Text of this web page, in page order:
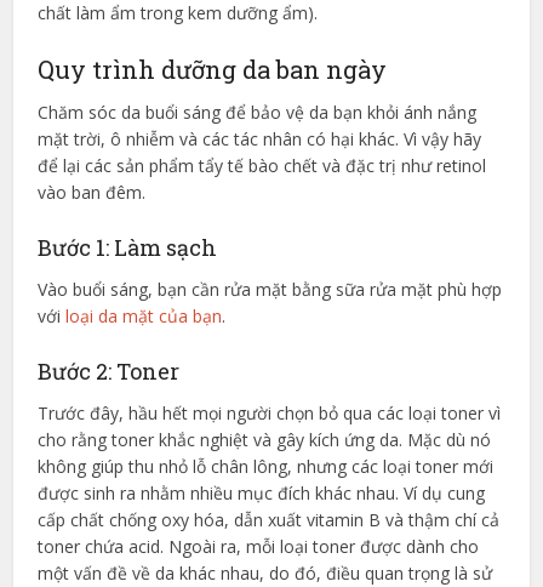
chất làm ẩm trong kem dưỡng ẩm).
Quy trình dưỡng da ban ngày
Chăm sóc da buổi sáng để bảo vệ da bạn khỏi ánh nắng
mặt trời, ô nhiễm và các tác nhân có hại khác. Vì vậy hãy
để lại các sản phẩm tẩy tế bào chết và đặc trị như retinol
vào ban đêm.
Bước 1: Làm sạch
Vào buổi sáng, bạn cần rửa mặt bằng sữa rửa mặt phù hợp
vớiloại da mặt của bạn.
Bước 2: Toner
Trước đây, hầu hết mọi người chọn bỏ qua các loại toner vì
cho rằng toner khắc nghiệt và gây kích ứng da. Mặc dù nó
không giúp thu nhỏ lỗ chân lông, nhưng các loại toner mới
được sinh ra nhằm nhiều mục đích khác nhau. Ví dụ cung
cấp chất chống oxy hóa, dẫn xuất vitamin B và thậm chí cả
toner chứa acid. Ngoài ra, mỗi loại toner được dành cho
một vấn đề về da khác nhau, do đó, điều quan trọng là sử